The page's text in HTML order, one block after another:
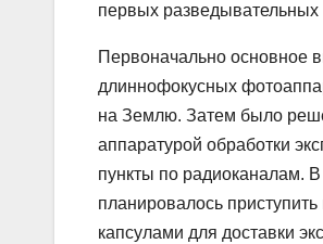
первых
Первоначально основное
длиннофокусных
на Землю. Затем было
аппаратурой обработки
пункты по радиоканалам.
планировалось
капсулами для доставки